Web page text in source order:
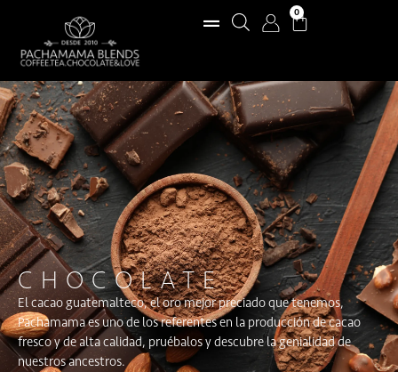
0
CHOCOLATE
El cacao guatemalteco, el oro mejor preciado que tenemos,
Pachamama es uno de los referentes en la producción de cacao
fresco y de alta calidad, pruébalos y descubre la genialidad de
nuestros ancestros.